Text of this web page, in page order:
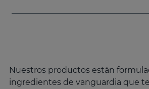
Nuestros productos están
ingredientes de vanguardia que